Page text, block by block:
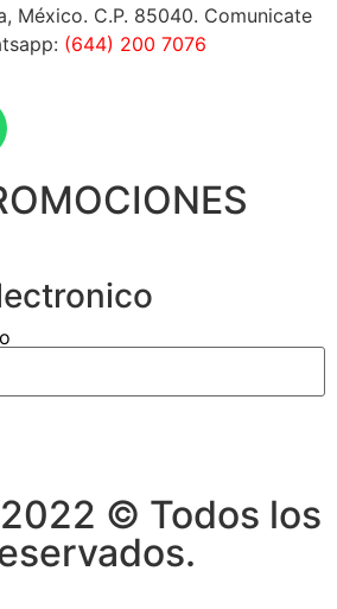
México. C.P. 85040. Comunicate
(644) 200 7076
© Todos los